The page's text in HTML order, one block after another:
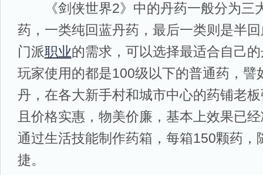
《剑侠世界2》中的丹药一般分为三
药，一类纯回蓝丹药，最后一类则是半
门派职业的需求，可以选择最适合自己
玩家使用的都是100级以下的普通药，譬
丹，在各大新手村和城市中心的药铺老
且价格实惠，物美价廉，基本上效果已
通过生活技能制作药箱，每箱150颗药，
捷。